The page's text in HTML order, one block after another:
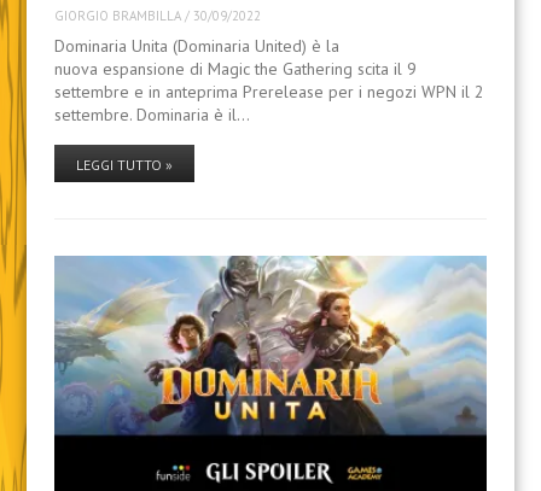
GIORGIO BRAMBILLA/ 30/09/2022
Dominaria Unita (Dominaria United) è la
nuova espansione di Magic the Gathering scita il 9
settembre e in anteprima Prerelease per i negozi WPN il 2
settembre. Dominaria è il…
LEGGI TUTTO »